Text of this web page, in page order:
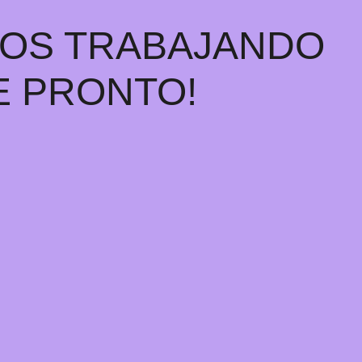
TRABAJANDO
PRONTO!